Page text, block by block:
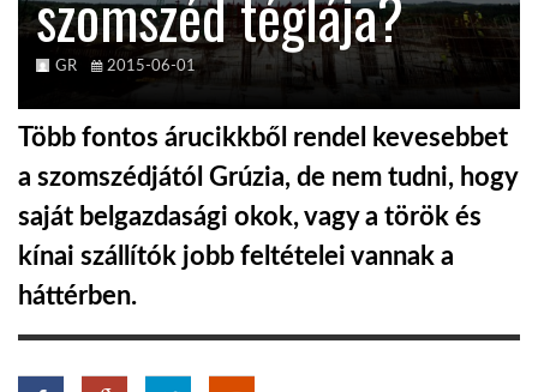
GLOBOTV BP
HÍR3D
TROPICALMAGAZIN
szomszéd téglája?
GR 2015-06-01
Több fontos árucikkből rendel kevesebbet
a szomszédjától Grúzia, de nem tudni, hogy
saját belgazdasági okok, vagy a török és
kínai szállítók jobb feltételei vannak a
háttérben.